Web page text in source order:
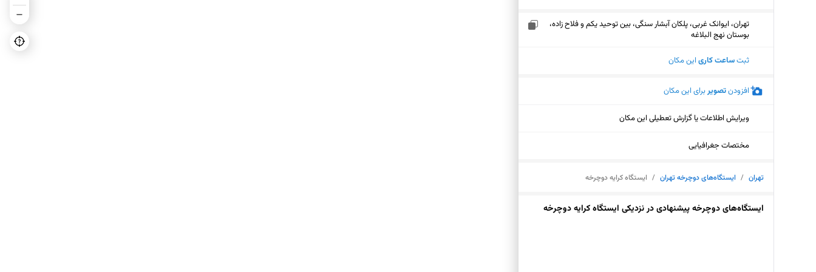
تهران، ایوانک غربی، پلکان آبشار سنگی، بین توحید یکم و فلاح زاده،
بوستان نهج البلاغه
ثبتساعت کاری این مکان
افزودنتصویربرای این مکان
ویرایش اطلاعات یا گزارش تعطیلی این مکان
مختصات جغرافیایی
تهران / ایستگاه‌های دوچرخه تهران / ایستگاه کرایه دوچرخه
ایستگاه‌های دوچرخه پیشنهادی در نزدیکی ایستگاه کرایه دوچرخه